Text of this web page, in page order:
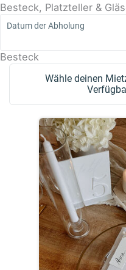
Besteck, Platzteller &
Datum der Abholung
Besteck
Wähle deinen